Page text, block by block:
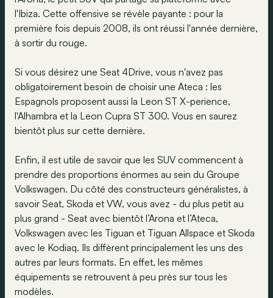
l'Ibiza. Cette offensive se révèle payante : pour la
première fois depuis 2008, ils ont réussi l'année dernière,
à sortir du rouge.
Si vous désirez une Seat 4Drive, vous n'avez pas
obligatoirement besoin de choisir une Ateca : les
Espagnols proposent aussi la Leon ST X-perience,
l'Alhambra et la Leon Cupra ST 300. Vous en saurez
bientôt plus sur cette dernière.
Enfin, il est utile de savoir que les SUV commencent à
prendre des proportions énormes au sein du Groupe
Volkswagen. Du côté des constructeurs généralistes, à
savoir Seat, Skoda et VW, vous avez - du plus petit au
plus grand - Seat avec bientôt l’Arona et l’Ateca,
Volkswagen avec les Tiguan et Tiguan Allspace et Skoda
avec le Kodiaq. Ils diffèrent principalement les uns des
autres par leurs formats. En effet, les mêmes
équipements se retrouvent à peu près sur tous les
modèles.